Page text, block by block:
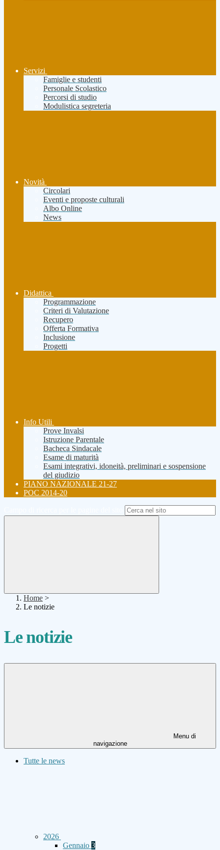
Servizi
Famiglie e studenti
Personale Scolastico
Percorsi di studio
Modulistica segreteria
Novità
Circolari
Eventi e proposte culturali
Albo Online
News
Didattica
Programmazione
Criteri di Valutazione
Recupero
Offerta Formativa
Inclusione
Progetti
Info Utili
Prove Invalsi
Istruzione Parentale
Bacheca Sindacale
Esame di maturità
Esami integrativi, idoneità, preliminari e sospensione
del giudizio
PIANO NAZIONALE 21-27
POC 2014-20
Home >
Le notizie
Le notizie
Menu di
navigazione
Tutte le news
2026
Gennaio 3